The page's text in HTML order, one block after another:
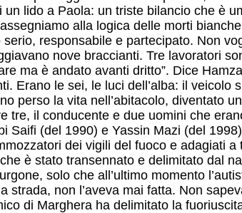
lido a Paola: un triste bilancio che è
alla logica delle morti
responsabile e partecipato. Non
nove braccianti. Tre lavoratori
ma è andato avanti dritto”. Dice
Erano le sei, le luci dell’alba: il veicolo
perso la vita nell’abitacolo, diventato
il conducente e due uomini che
(del 1990) e Yassin Mazi (del
dei vigili del fuoco e adagiati a
è stato transennato e delimitato dal
solo che all’ultimo momento
non l’aveva mai fatta. Non
di Marghera ha delimitato la